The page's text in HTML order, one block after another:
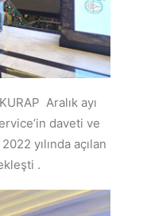
Aralık ayı
daveti ve
yılında açılan
.